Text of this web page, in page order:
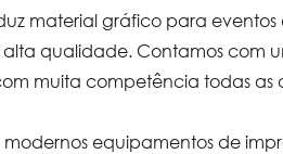
material gráfico para eventos
alta qualidade. Contamos
muita competência todas as
modernos equipamentos de